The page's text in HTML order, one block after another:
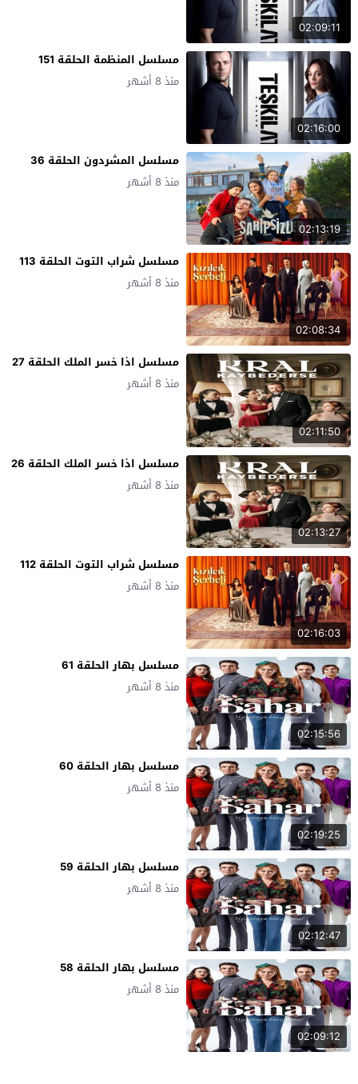
02:09:11
02:16:00
مسلسل المنظمة الحلقة 151
منذ 8 أشهر
02:13:19
مسلسل المشردون الحلقة 36
منذ 8 أشهر
02:08:34
مسلسل شراب التوت الحلقة 113
منذ 8 أشهر
02:11:50
مسلسل اذا خسر الملك الحلقة 27
منذ 8 أشهر
02:13:27
مسلسل اذا خسر الملك الحلقة 26
منذ 8 أشهر
02:16:03
مسلسل شراب التوت الحلقة 112
منذ 8 أشهر
02:15:56
مسلسل بهار الحلقة 61
منذ 8 أشهر
02:19:25
مسلسل بهار الحلقة 60
منذ 8 أشهر
02:12:47
مسلسل بهار الحلقة 59
منذ 8 أشهر
02:09:12
مسلسل بهار الحلقة 58
منذ 8 أشهر